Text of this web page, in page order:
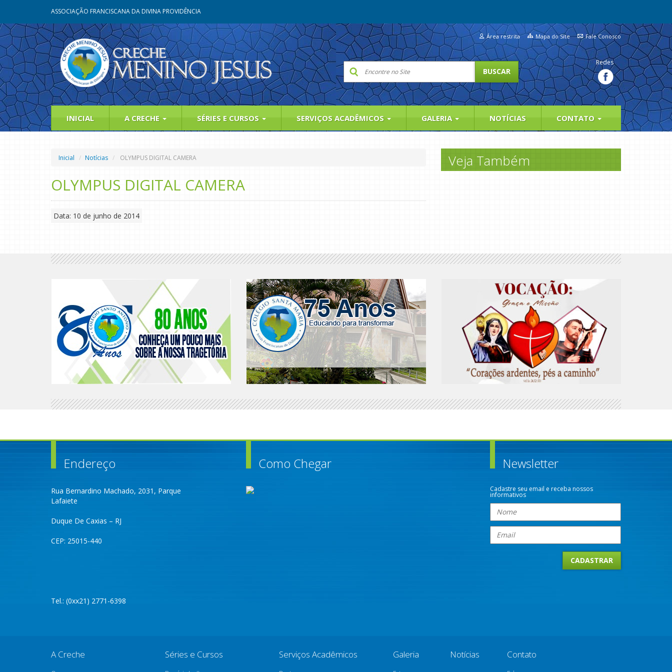
ASSOCIAÇÃO FRANCISCANA DA DIVINA PROVIDÊNCIA
Área restrita Mapa do Site Fale Conosco
Redes
INICIAL A CRECHE SÉRIES E CURSOS SERVIÇOS ACADÊMICOS GALERIA NOTÍCIAS CONTATO
Inicial Notícias OLYMPUS DIGITAL CAMERA
OLYMPUS DIGITAL CAMERA
Data: 10 de junho de 2014
Veja Também
Endereço
Rua Bernardino Machado, 2031, Parque
Lafaiete
Duque De Caxias – RJ
CEP: 25015-440
Tel.: (0xx21) 2771-6398
Como Chegar Newsletter
Cadastre seu email e receba nossos
informativos
A Creche Séries e Cursos Serviços Acadêmicos Galeria Notícias Contato